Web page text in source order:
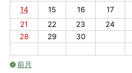
14
15 16 17
21
22 23 24
28
29 30
前月